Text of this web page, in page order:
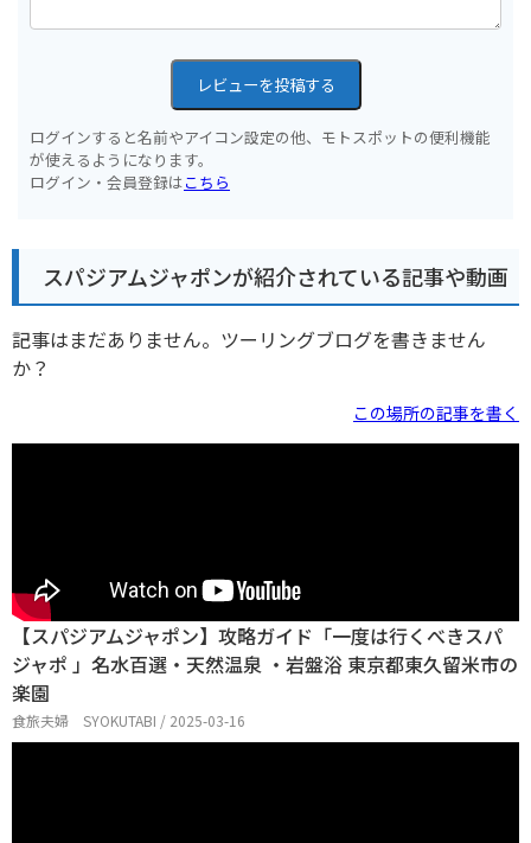
レビューを投稿する
ログインすると名前やアイコン設定の他、モトスポットの便利機能
が使えるようになります。
ログイン・会員登録はこちら
スパジアムジャポンが紹介されている記事や動画
記事はまだありません。ツーリングブログを書きません
か？
この場所の記事を書く
【スパジアムジャポン】攻略ガイド「一度は行くべきスパ
ジャポ 」名水百選・天然温泉 ・岩盤浴 東京都東久留米市の
楽園
食旅夫婦 SYOKUTABI / 2025-03-16